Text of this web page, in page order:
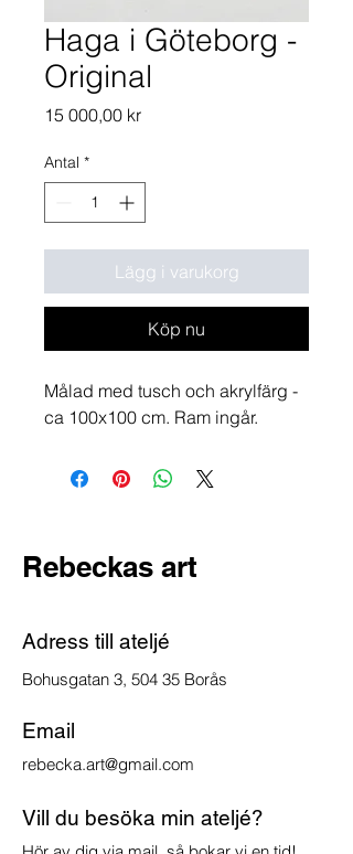
Haga i Göteborg -
Original
15 000,00 krPris
Antal *
Lägg i varukorg
Köp nu
Målad med tusch och akrylfärg -
ca 100x100 cm. Ram ingår.
Rebeckas art
Adress till ateljé
Bohusgatan 3, 504 35 Borås
Email
rebecka.art@gmail.com
Vill du besöka min ateljé?